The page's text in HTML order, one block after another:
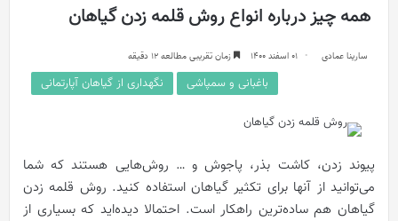
همه چیز درباره انواع روش قلمه زدن گیاهان
سارینا عمادی 01 اسفند 1400 زمان تقریبی مطالعه 12 دقیقه
باغبانی و سمپاشی نگهداری از گیاهان آپارتمانی
پیوند زدن، کاشت بذر، پاجوش و … روش‌هایی هستند که شما
می‌توانید از آنها برای تکثیر گیاهان استفاده کنید. روش قلمه زدن
گیاهان هم ساده‌ترین راهکار است. احتمالا دیده‌اید که بسیاری از